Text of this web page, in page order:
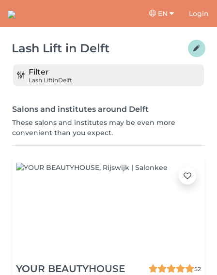
EN Login
Lash Lift in Delft
Filter
Lash LiftinDelft
Salons and institutes around Delft
These salons and institutes may be even more
convenient than you expect.
YOUR BEAUTYHOUSE
52